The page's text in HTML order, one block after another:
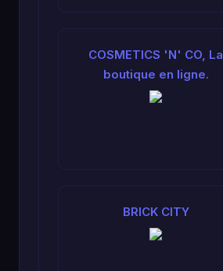
COSMETICS 'N' CO, La
boutique en ligne.
BRICK CITY